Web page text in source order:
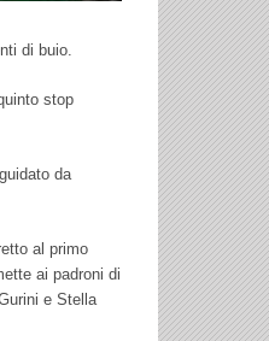
di buio.
stop
da
al primo
ai padroni di
e Stella